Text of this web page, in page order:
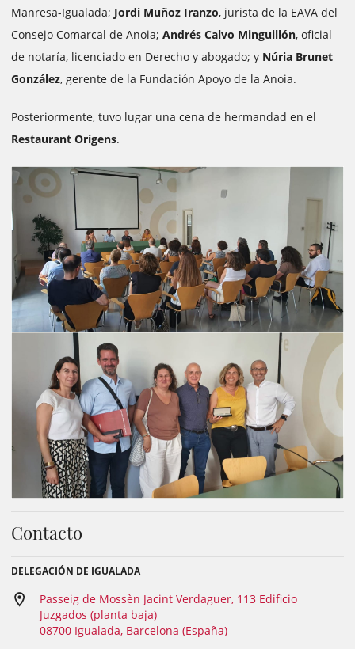
Manresa-Igualada; Jordi Muñoz Iranzo, jurista de la EAVA del
Consejo Comarcal de Anoia; Andrés Calvo Minguillón, oficial
de notaría, licenciado en Derecho y abogado; y Núria Brunet
González, gerente de la Fundación Apoyo de la Anoia.
Posteriormente, tuvo lugar una cena de hermandad en el
Restaurant Orígens.
Contacto
DELEGACIÓN DE IGUALADA
Passeig de Mossèn Jacint Verdaguer, 113 Edificio
Juzgados (planta baja)
08700 Igualada, Barcelona (España)